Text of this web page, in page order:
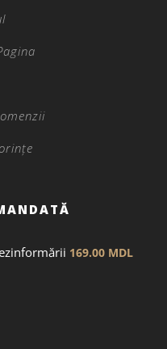
169.00 MDL